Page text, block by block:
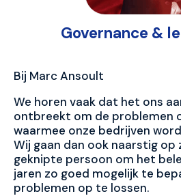
Governance &
Bij Marc Ansoult
We horen vaak dat het ons
ontbreekt om de problemen
waarmee onze bedrijven
Wij gaan dan ook naarstig op
geknipte persoon om het
jaren zo goed mogelijk te
problemen op te lossen.